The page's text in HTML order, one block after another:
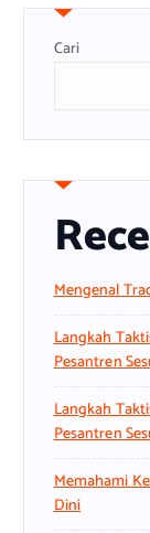
Cari
Mengenal
Langkah
Pesantren
Langkah
Pesantren
Memahami
Dini